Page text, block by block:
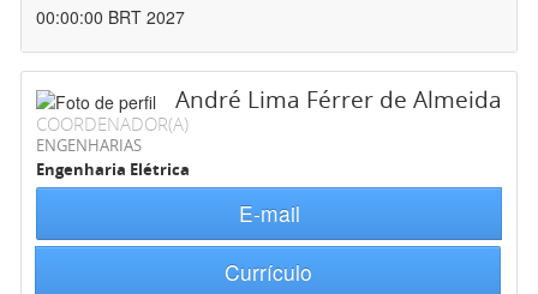
00:00:00 BRT 2027
André Lima Férrer de Almeida
COORDENADOR(A)
ENGENHARIAS
Engenharia Elétrica
E-mail
Currículo